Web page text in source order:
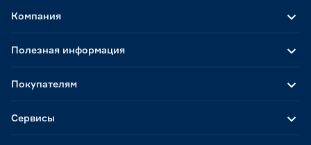
Компания
Полезная информация
Покупателям
Сервисы